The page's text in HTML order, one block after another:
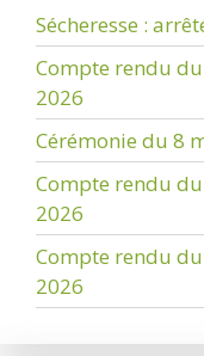
Sécheresse :
Compte rendu
2026
Cérémonie du 8
Compte rendu
2026
Compte rendu
2026